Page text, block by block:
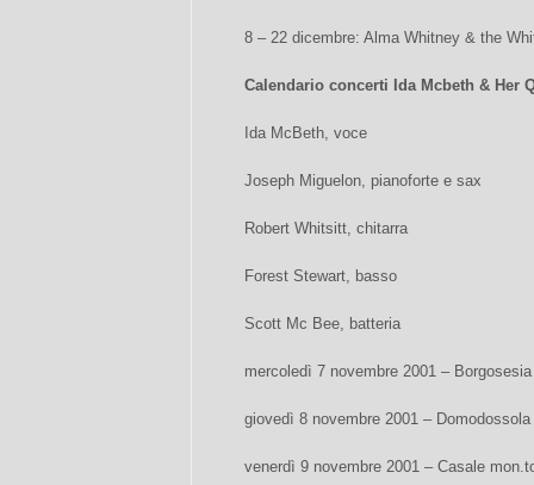
8 – 22 dicembre: Alma Whitney & the
Calendario concerti Ida Mcbeth & Her
Ida McBeth, voce
Joseph Miguelon, pianoforte e sax
Robert Whitsitt, chitarra
Forest Stewart, basso
Scott Mc Bee, batteria
mercoledì 7 novembre 2001 –
giovedì 8 novembre 2001 –
venerdì 9 novembre 2001 – Casale